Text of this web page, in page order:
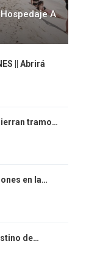
A
|| Abrirá
tramo…
en la…
de…